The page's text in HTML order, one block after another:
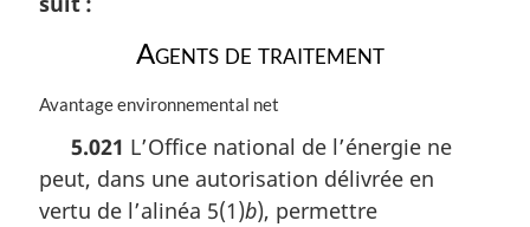
Agents de traitement
N
e
m
Avantage environnemental net
5.021 L’Office national de l’énergie ne
peut, dans une autorisation délivrée en
vertu de l’alinéa 5(1)b), permettre